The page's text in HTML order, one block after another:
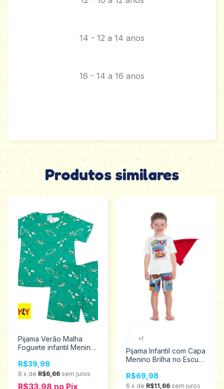
14 - 12 a 14 anos
16 - 14 a 16 anos
Produtos similares
Pijama Verão Malha
Foguete infantil Menino
Tamanhos 1 ao 3
9000949
R$39,98
6 x de R$6,66 sem juros
R$33,98 no Pix
Pijama Infantil com Capa
Menino Brilha no Escuro
1000455
R$69,98
6 x de R$11,66 sem juros
+1